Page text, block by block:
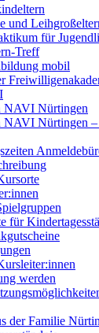
und
für
Treff
mobil
NAVI Nürtingen
NAVI Nürtingen
für
werden
der Familie